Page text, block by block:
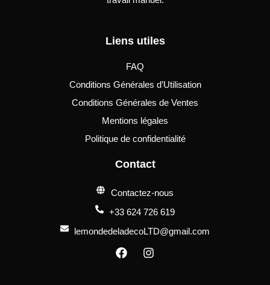
Liens utiles
FAQ
Conditions Générales d’Utilisation
Conditions Générales de Ventes
Mentions légales
Politique de confidentialité
Contact
Contactez-nous
+33 624 726 619
lemondedeladecoLTD@gmail.com
F
a
I
n